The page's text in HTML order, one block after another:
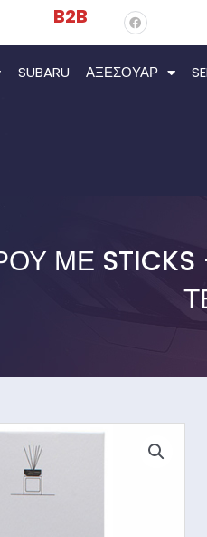
B2B
SUBARU ΑΞΕΣΟΥΆΡ
ΜΕ STICKS –